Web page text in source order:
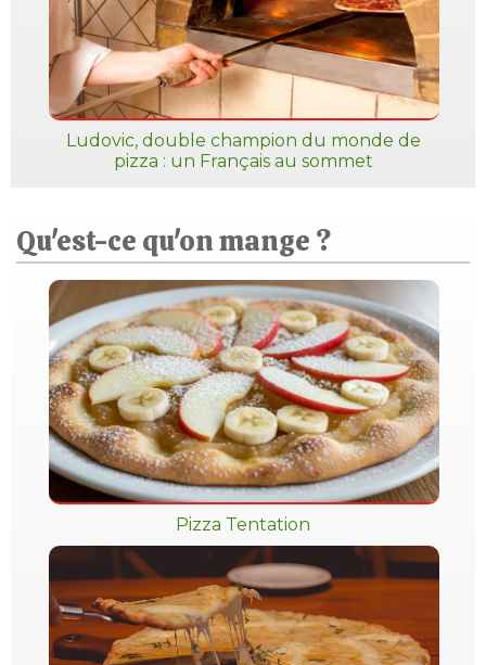
Ludovic, double champion du monde de
pizza : un Français au sommet
Qu'est-ce qu'on mange ?
Pizza Tentation